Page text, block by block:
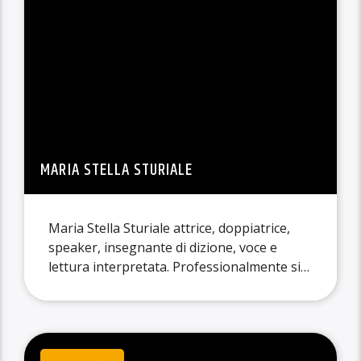
MARIA STELLA STURIALE
Maria Stella Sturiale attrice, doppiatrice,
speaker, insegnante di dizione, voce e
lettura interpretata. Professionalmente si
successivamente in quello della moda, ma il